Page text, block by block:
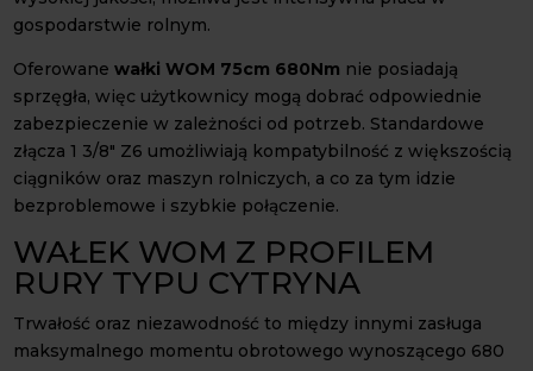
gospodarstwie rolnym.
Oferowanewałki WOM 75cm 680Nm nie posiadają
sprzęgła, więc użytkownicy mogą dobrać odpowiednie
zabezpieczenie w zależności od potrzeb. Standardowe
złącza 1 3/8" Z6 umożliwiają kompatybilność z większością
ciągników oraz maszyn rolniczych, a co za tym idzie
bezproblemowe i szybkie połączenie.
WAŁEK WOM Z PROFILEM
RURY TYPU CYTRYNA
Trwałość oraz niezawodność to między innymi zasługa
maksymalnego momentu obrotowego wynoszącego 680